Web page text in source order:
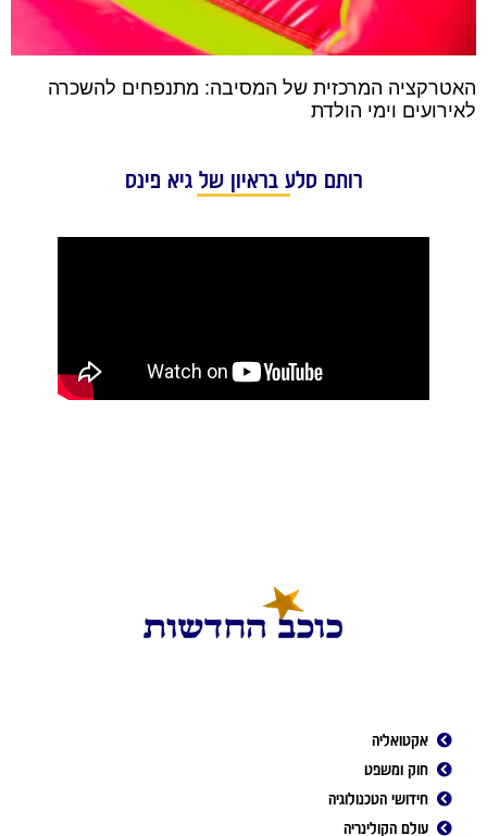
האטרקציה המרכזית של המסיבה: מתנפחים להשכרה
לאירועים וימי הולדת
רותם סלע בראיון של גיא פינס
אקטואליה
חוק ומשפט
חידושי הטכנולוגיה
עולם הקולינריה